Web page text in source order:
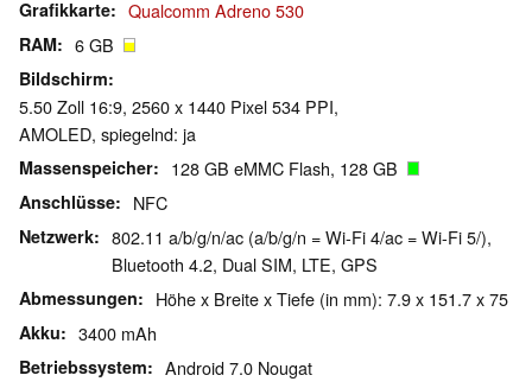
Grafikkarte Qualcomm Adreno 530
RAM 6 GB
Bildschirm
5.50 Zoll 16:9, 2560 x 1440 Pixel 534 PPI,
AMOLED, spiegelnd: ja
Massenspeicher 128 GB eMMC Flash, 128 GB
Anschlüsse NFC
Netzwerk
802.11 a/b/g/n/ac (a/b/g/n = Wi-Fi 4/ac = Wi-Fi 5/),
Bluetooth 4.2, Dual SIM, LTE, GPS
Abmessungen Höhe x Breite x Tiefe (in mm): 7.9 x 151.7 x 75
Akku 3400 mAh
Betriebssystem Android 7.0 Nougat